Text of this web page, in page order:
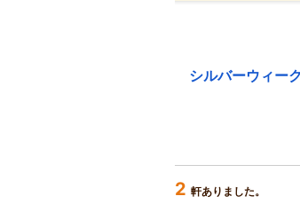
シルバーウィー
2 軒ありました。